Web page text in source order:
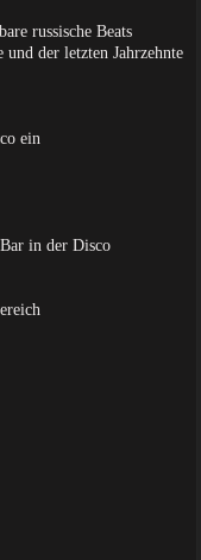
russische Beats
und der letzten Jahrzehnte
ein
in der Disco